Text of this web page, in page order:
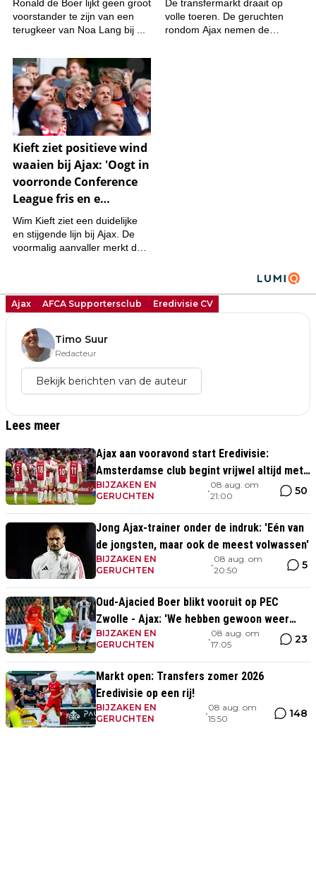
Ajax AFCA Supportersclub Eredivisie CV
Timo Suur
Redacteur
Bekijk berichten van de auteur
Lees meer
Ajax aan vooravond start Eredivisie:
Amsterdamse club begint vrijwel altijd met
zege
BIJZAKEN EN
GERUCHTEN
•
08 aug. om
21:00
50
Jong Ajax-trainer onder de indruk: 'Eén van
de jongsten, maar ook de meest volwassen'
BIJZAKEN EN
GERUCHTEN
•
08 aug. om
20:50
5
Oud-Ajacied Boer blikt vooruit op PEC
Zwolle - Ajax: 'We hebben gewoon weer
kans tegen Ajax'
BIJZAKEN EN
GERUCHTEN
•
08 aug. om
17:05
23
Markt open: Transfers zomer 2026
Eredivisie op een rij!
BIJZAKEN EN
GERUCHTEN
•
08 aug. om
15:50
148